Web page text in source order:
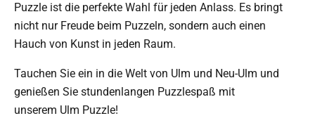
Puzzle ist die perfekte Wahl für jeden Anlass. Es bringt
nicht nur Freude beim Puzzeln, sondern auch einen
Hauch von Kunst in jeden Raum.
Tauchen Sie ein in die Welt von Ulm und Neu-Ulm und
genießen Sie stundenlangen Puzzlespaß mit
unserem Ulm Puzzle!